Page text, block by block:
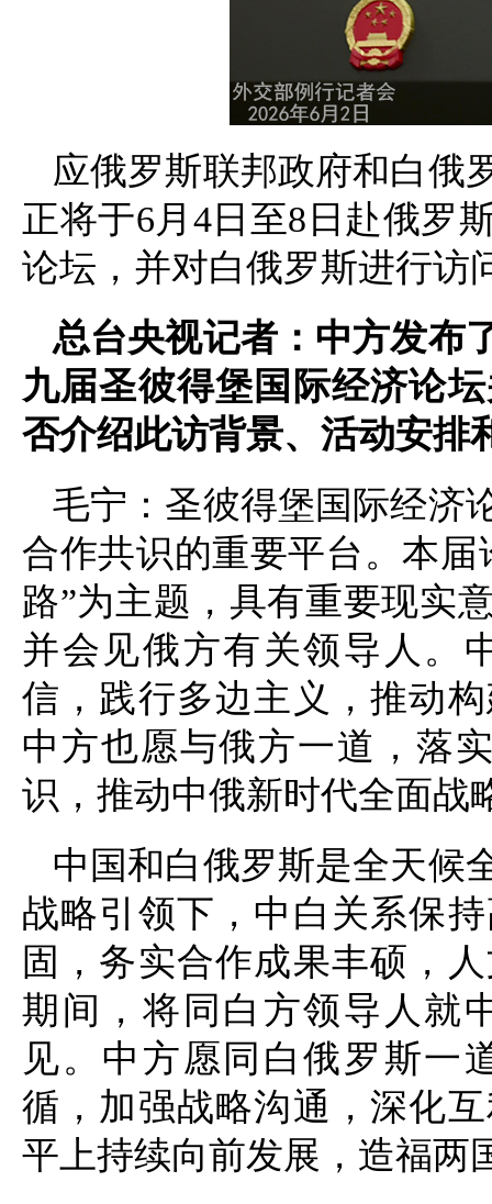
应俄罗斯联邦政府和白俄
正将于6月4日至8日赴俄罗
论坛，并对白俄罗斯进行访
总台央视记者：中方发布
九届圣彼得堡国际经济论
否介绍此访背景、活动安排
毛宁：圣彼得堡国际经济
合作共识的重要平台。本
路”为主题，具有重要现实
并会见俄方有关领导人。
信，践行多边主义，推动
中方也愿与俄方一道，落
识，推动中俄新时代全面战
中国和白俄罗斯是全天候
战略引领下，中白关系保
固，务实合作成果丰硕，
期间，将同白方领导人就
见。中方愿同白俄罗斯一
循，加强战略沟通，深化
平上持续向前发展，造福两